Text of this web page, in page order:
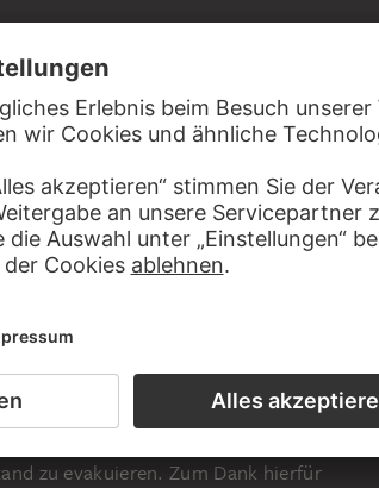
(1874–1930) ist durch die nervösen
Verfremdung expressiv
Blickpunkt eines Bildhauers aus
Bereiche gleichsam geometrisch
(1867–1940) trug ab 1900 eine
zusammen. Sie umfasste zahlreiche
insbesondere von Künstlern der
der damalige Städel-Direktor
Carl Hagemann, die
zu evakuieren. Zum Dank hierfür